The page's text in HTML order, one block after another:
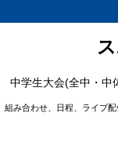
中学生大会(全中・中
組み合わせ、日程、ライブ配